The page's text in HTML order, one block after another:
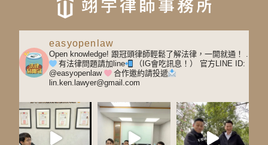
easyopenlaw
Open knowledge! 跟冠頭律師輕鬆了解法律，一開就通！
.
有法律問題請加line
（IG會吃訊息！）
官方LINE ID:
@easyopenlaw
合作邀約請投遞
lin.ken.lawyer@gmail.com